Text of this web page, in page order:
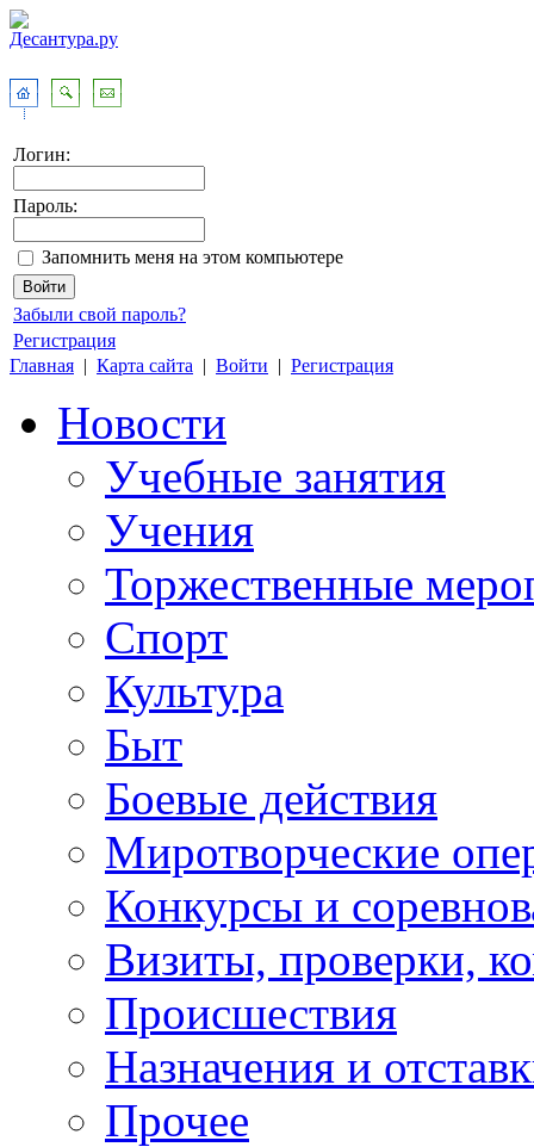
Логин:
Пароль:
Запомнить меня на этом компьютере
Забыли свой пароль?
Регистрация
Главная | Карта сайта | Войти | Регистрация
Новости
Учебные занятия
Учения
Торжественные
Спорт
Культура
Быт
Боевые действия
Миротворческие
Конкурсы и
Визиты, проверки,
Происшествия
Назначения и
Прочее